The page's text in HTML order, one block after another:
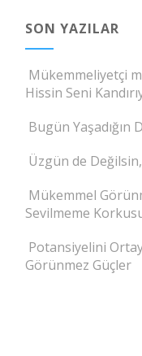
SON YAZILAR
Mükemmeliyetçi
Hissin Seni
Bugün
Üzgün de
Mükemmel
Sevilmeme
Potansiyelini
Görünmez Güçler